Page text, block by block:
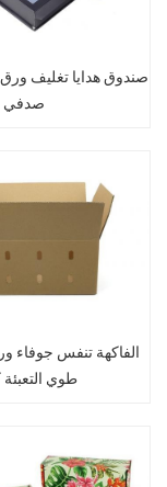
صندوق هدايا تغليف
صدفي
الفاكهة تنفس جوفاء
طوي